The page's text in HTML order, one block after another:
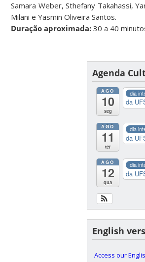
Samara Weber, Sthefany Takahassi,
Milani e Yasmin Oliveira Santos.
Duração aproximada: 30 a 40
Agenda
AGO
10
seg
dia
da
AGO
11
ter
dia
da
AGO
12
qua
dia
da
English
Access our